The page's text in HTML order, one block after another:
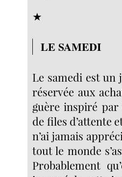
★
LE SAMEDI
Le samedi est un
réservée aux
guère inspiré par
de files d’attente
n’ai jamais
tout le monde
Probablement